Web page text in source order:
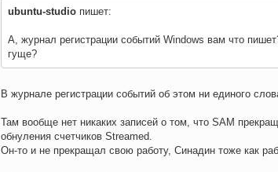
ubuntu-studio пишет:
А, журнал регистрации событий Windows вам что
гуще?
В журнале регистрации событий об этом ни единого
Там вообще нет никаких записей о том, что SAM
обнуления счетчиков Streamed.
Он-то и не прекращал свою работу, Синадин тоже как